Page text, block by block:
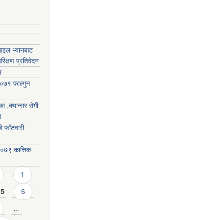
भ्यानबाट
प्रतिवेदन
फाल्गुन
,क्यान्सर रोगी
कात्तिक
1
5 6